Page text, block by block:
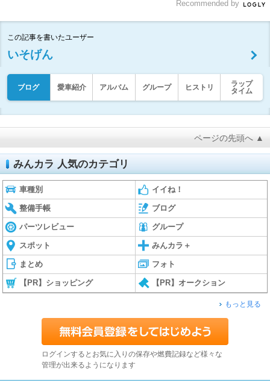
Recommended by
この記事を書いたユーザー
いそげん
ブログ 愛車紹介 アルバム グループ ヒストリ
ラップ
タイム
ページの先頭へ ▲
みんカラ 人気のカテゴリ
車種別 イイね！
整備手帳 ブログ
パーツレビュー グループ
スポット みんカラ＋
まとめ フォト
【PR】ショッピング 【PR】オークション
もっと見る
ログインするとお気に入りの保存や燃費記録など様々な
管理が出来るようになります